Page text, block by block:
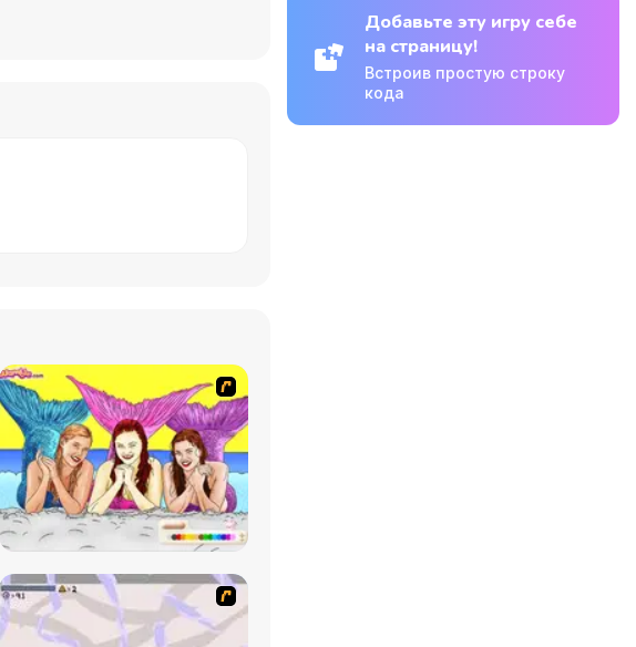
Добавьте эту игру себе
на страницу!
Встроив простую строку
кода